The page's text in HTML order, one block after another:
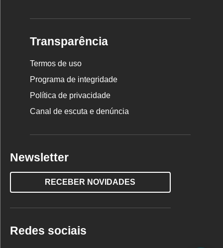
Transparência
Termos de uso
Programa de integridade
Política de privacidade
Canal de escuta e denúncia
Newsletter
RECEBER NOVIDADES
Redes sociais